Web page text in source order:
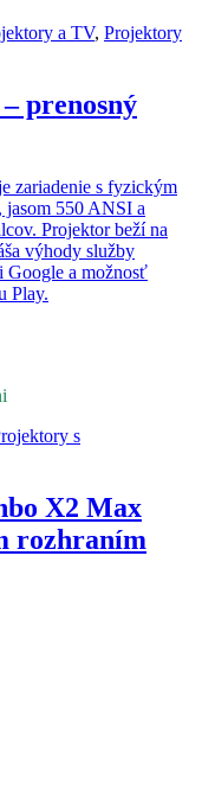
a TV, Projektory
prenosný
zariadenie s fyzickým
550 ANSI a
Projektor beží na
výhody služby
Google a možnosť
Play.
s
X2 Max
rozhraním